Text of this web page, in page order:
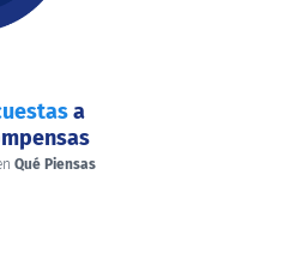
a
Qué Piensas